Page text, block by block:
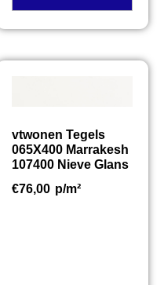
vtwonen Tegels
065X400 Marrakesh
107400 Nieve Glans
€76,00 p/m²